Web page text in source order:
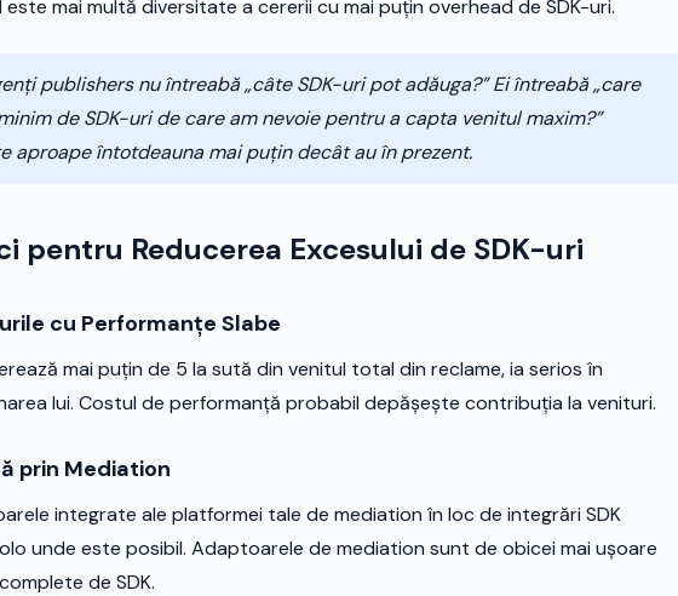
mai multă diversitate a cererii cu mai puțin overhead de SDK-uri.
publishers nu întreabă „câte SDK-uri pot adăuga?” Ei întreabă „care
de SDK-uri de care am nevoie pentru a capta venitul maxim?”
aproape întotdeauna mai puțin decât au în prezent.
pentru Reducerea Excesului de SDK-uri
urile cu Performanțe Slabe
mai puțin de 5 la sută din venitul total din reclame, ia serios în
lui. Costul de performanță probabil depășește contribuția la venituri.
prin Mediation
integrate ale platformei tale de mediation în loc de integrări SDK
unde este posibil. Adaptoarele de mediation sunt de obicei mai ușoare
de SDK.